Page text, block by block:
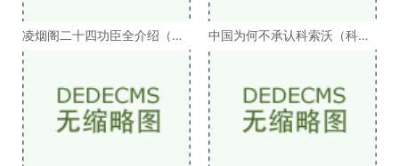
凌烟阁二十四功臣全介绍（凌
烟阁二十四功臣排
中国为何不承认科索沃（科索
沃为何不被承认）